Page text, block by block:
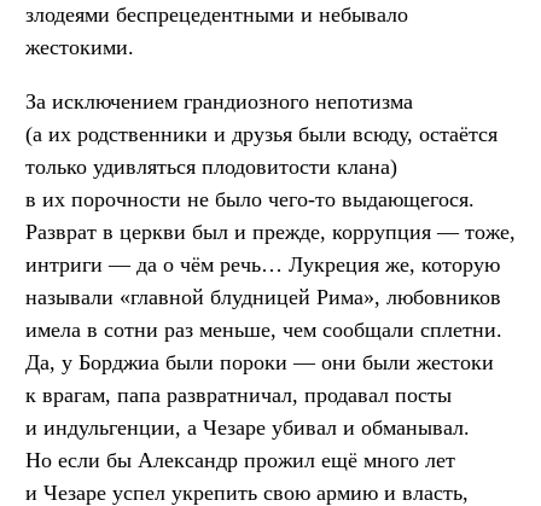
злодеями беспрецедентными и небывало
жестокими.
За исключением грандиозного непотизма
(а их родственники и друзья были всюду, остаётся
только удивляться плодовитости клана)
в их порочности не было чего-то выдающегося.
Разврат в церкви был и прежде, коррупция — тоже,
интриги — да о чём речь… Лукреция же, которую
называли «главной блудницей Рима», любовников
имела в сотни раз меньше, чем сообщали сплетни.
Да, у Борджиа были пороки — они были жестоки
к врагам, папа развратничал, продавал посты
и индульгенции, а Чезаре убивал и обманывал.
Но если бы Александр прожил ещё много лет
и Чезаре успел укрепить свою армию и власть,